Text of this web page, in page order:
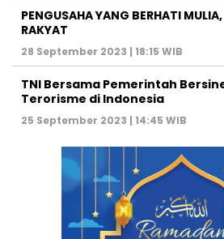
PENGUSAHA YANG BERHATI
RAKYAT
28 September 2023 | 18:15 WIB
TNI Bersama Pemerintah
Terorisme di Indonesia
25 September 2023 | 14:45 WIB